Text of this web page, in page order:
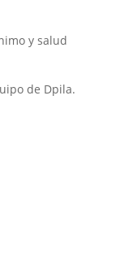
y salud
de Dpila.